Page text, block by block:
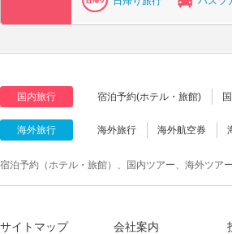
国内旅行 宿泊予約(ホテル・旅館)
海外旅行 海外旅行 海外航空券
宿泊予約（ホテル・旅館）、国内ツアー、海外ツ
サイトマップ 会社案内